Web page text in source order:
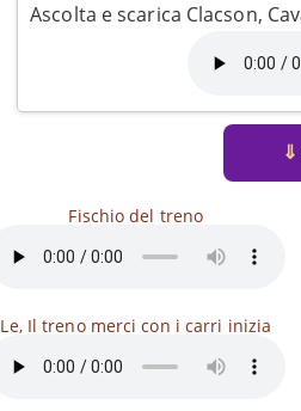
Ascolta e scarica Clacson,
⇓
Fischio del treno
Le, Il treno merci con i carri inizia